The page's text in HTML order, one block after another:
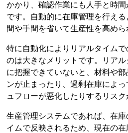
かかり、確認作業にも人手と時
です。自動的に在庫管理を行え
間や手間を省いて生産性を高めら
特に自動化によりリアルタイム
のは大きなメリットです。リア
に把握できていないと、材料や
ンが止まったり、過剰在庫によ
ュフローが悪化したりするリスク
生産管理システムであれば、在
イムで反映されるため、現在の